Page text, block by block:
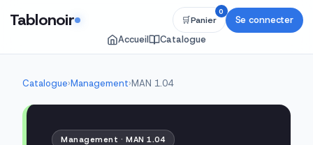
Tablonoir
Accueil Catalogue
🛒Panier
0
Se connecter
Catalogue›Management›MAN 1.04
Management · MAN 1.04